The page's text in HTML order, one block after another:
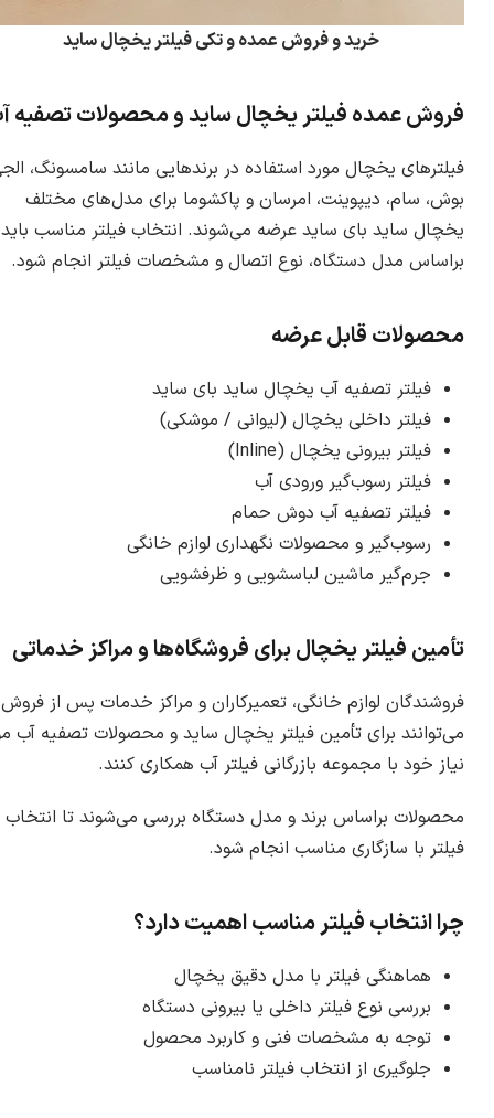
خرید و فروش عمده و تکی فیلتر یخچال ساید
فروش عمده فیلتر یخچال ساید و محصولات تصفیه
فیلترهای یخچال مورد استفاده در برندهایی مانند سامسونگ،
بوش، سام، دیپوینت، امرسان و پاکشوما برای مدل‌های مختلف
یخچال ساید بای ساید عرضه می‌شوند. انتخاب فیلتر مناسب باید
براساس مدل دستگاه، نوع اتصال و مشخصات فیلتر انجام شود.
محصولات قابل عرضه
فیلتر تصفیه آب یخچال ساید بای ساید
فیلتر داخلی یخچال (لیوانی / موشکی)
فیلتر بیرونی یخچال (Inline)
فیلتر رسوب‌گیر ورودی آب
فیلتر تصفیه آب دوش حمام
رسوب‌گیر و محصولات نگهداری لوازم خانگی
جرم‌گیر ماشین لباسشویی و ظرفشویی
تأمین فیلتر یخچال برای فروشگاه‌ها و مراکز خدماتی
فروشندگان لوازم خانگی، تعمیرکاران و مراکز خدمات پس از فروش
می‌توانند برای تأمین فیلتر یخچال ساید و محصولات تصفیه آب
نیاز خود با مجموعه بازرگانی فیلتر آب همکاری کنند.
محصولات براساس برند و مدل دستگاه بررسی می‌شوند تا انتخاب
فیلتر با سازگاری مناسب انجام شود.
چرا انتخاب فیلتر مناسب اهمیت دارد؟
هماهنگی فیلتر با مدل دقیق یخچال
بررسی نوع فیلتر داخلی یا بیرونی دستگاه
توجه به مشخصات فنی و کاربرد محصول
جلوگیری از انتخاب فیلتر نامناسب